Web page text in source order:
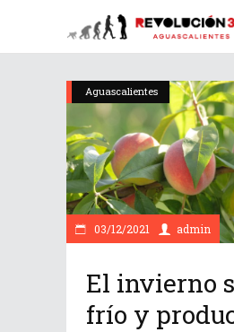
Aguascalientes
03/12/2021 admin
El invierno
frío y